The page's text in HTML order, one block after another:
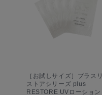
［お試しサイズ］プラスリ
ストアシリーズ plus
RESTORE UVローション